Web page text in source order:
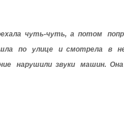
чуть-чуть, а потом
по улице и смотрела в
нарушили звуки машин.